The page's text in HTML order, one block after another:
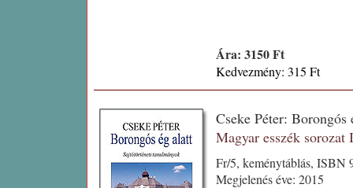
Ára: 3150 Ft
Kedvezmény: 315 Ft
Cseke Péter:
Magyar esszék sorozat
Fr/5, keménytáblás, ISBN
Megjelenés éve: 2015